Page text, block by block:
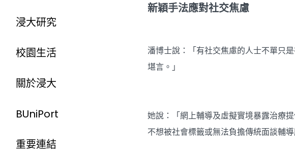
浸大研究
校園生活
關於浸大
BUniPort
重要連結
新穎手法應對社交焦慮
潘博士說：「有社交焦慮的人士不單只
堪言。」
她說：「網上輔導及虛擬實境暴露治療
不想被社會標籤或無法負擔傳統面談輔